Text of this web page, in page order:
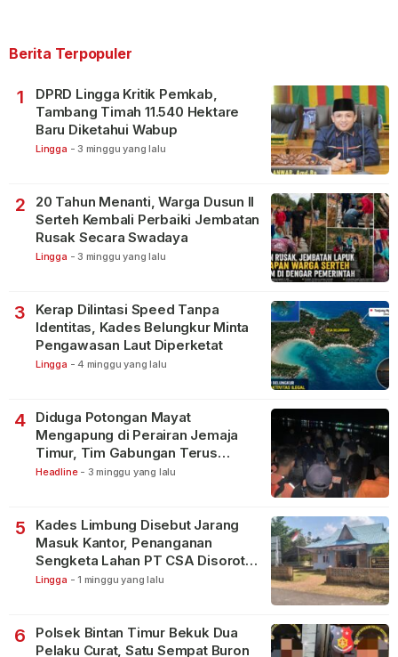
Berita Terpopuler
1
DPRD Lingga Kritik Pemkab,
Tambang Timah 11.540 Hektare
Baru Diketahui Wabup
Lingga - 3 minggu yang lalu
2
20 Tahun Menanti, Warga Dusun II
Serteh Kembali Perbaiki Jembatan
Rusak Secara Swadaya
Lingga - 3 minggu yang lalu
3
Kerap Dilintasi Speed Tanpa
Identitas, Kades Belungkur Minta
Pengawasan Laut Diperketat
Lingga - 4 minggu yang lalu
4
Diduga Potongan Mayat
Mengapung di Perairan Jemaja
Timur, Tim Gabungan Terus
Lakukan Pencarian
Headline - 3 minggu yang lalu
5
Kades Limbung Disebut Jarang
Masuk Kantor, Penanganan
Sengketa Lahan PT CSA Disorot
Warga
Lingga - 1 minggu yang lalu
6
Polsek Bintan Timur Bekuk Dua
Pelaku Curat, Satu Sempat Buron